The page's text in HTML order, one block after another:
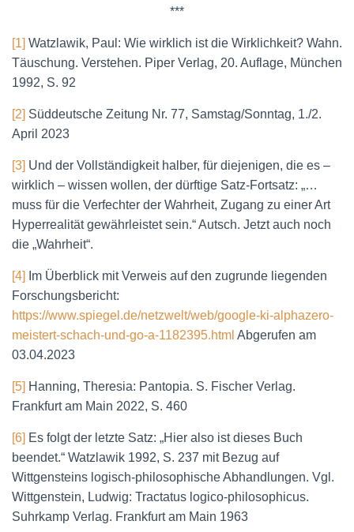
***
[1] Watzlawik, Paul: Wie wirklich ist die Wirklichkeit? Wahn.
Täuschung. Verstehen. Piper Verlag, 20. Auflage, München
1992, S. 92
[2] Süddeutsche Zeitung Nr. 77, Samstag/Sonntag, 1./2.
April 2023
[3] Und der Vollständigkeit halber, für diejenigen, die es –
wirklich – wissen wollen, der dürftige Satz-Fortsatz: „…
muss für die Verfechter der Wahrheit, Zugang zu einer Art
Hyperrealität gewährleistet sein.“ Autsch. Jetzt auch noch
die „Wahrheit“.
[4]
Im Überblick mit Verweis auf den zugrunde liegenden
Forschungsbericht:
https://www.spiegel.de/netzwelt/web/google-ki-alphazero-
meistert-schach-und-go-a-1182395.html Abgerufen am
03.04.2023
[5] Hanning, Theresia: Pantopia. S. Fischer Verlag.
Frankfurt am Main 2022, S. 460
[6] Es folgt der letzte Satz: „Hier also ist dieses Buch
beendet.“ Watzlawik 1992, S. 237 mit Bezug auf
Wittgensteins logisch-philosophische Abhandlungen. Vgl.
Wittgenstein, Ludwig: Tractatus logico-philosophicus.
Suhrkamp Verlag. Frankfurt am Main 1963